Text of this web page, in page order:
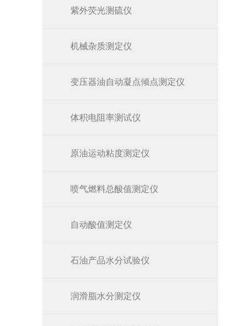
紫外荧光测硫仪
机械杂质测定仪
变压器油自动凝点倾点测定仪
体积电阻率测试仪
原油运动粘度测定仪
喷气燃料总酸值测定仪
自动酸值测定仪
石油产品水分试验仪
润滑脂水分测定仪